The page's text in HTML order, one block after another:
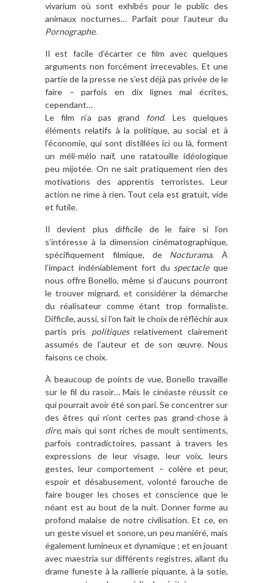
vivarium où sont exhibés pour le public des
animaux nocturnes… Parfait pour l’auteur du
Pornographe.
Il est facile d’écarter ce film avec quelques
arguments non forcément irrecevables. Et une
partie de la presse ne s’est déjà pas privée de le
faire – parfois en dix lignes mal écrites,
cependant…
Le film n’a pas grand fond. Les quelques
éléments relatifs à la politique, au social et à
l’économie, qui sont distillées ici ou là, forment
un méli-mélo naïf, une ratatouille idéologique
peu mijotée. On ne sait pratiquement rien des
motivations des apprentis terroristes. Leur
action ne rime à rien. Tout cela est gratuit, vide
et futile.
Il devient plus difficile de le faire si l’on
s’intéresse à la dimension cinématographique,
spécifiquement filmique, de Nocturama. À
l’impact indéniablement fort du spectacleque
nous offre Bonello, même si d’aucuns pourront
le trouver mignard, et considérer la démarche
du réalisateur comme étant trop formaliste.
Difficile, aussi, si l’on fait le choix de réfléchir aux
partis pris politiquesrelativement clairement
assumés de l’auteur et de son œuvre. Nous
faisons ce choix.
À beaucoup de points de vue, Bonello travaille
sur le fil du rasoir… Mais le cinéaste réussit ce
qui pourrait avoir été son pari. Se concentrer sur
des êtres qui n’ont certes pas grand-chose à
dire, mais qui sont riches de moult sentiments,
parfois contradictoires, passant à travers les
expressions de leur visage, leur voix, leurs
gestes, leur comportement – colère et peur,
espoir et désabusement, volonté farouche de
faire bouger les choses et conscience que le
néant est au bout de la nuit. Donner forme au
profond malaise de notre civilisation. Et ce, en
un geste visuel et sonore, un peu maniéré, mais
également lumineux et dynamique ; et en jouant
avec maestria sur différents registres, allant du
drame funeste à la raillerie piquante, à la sotie,